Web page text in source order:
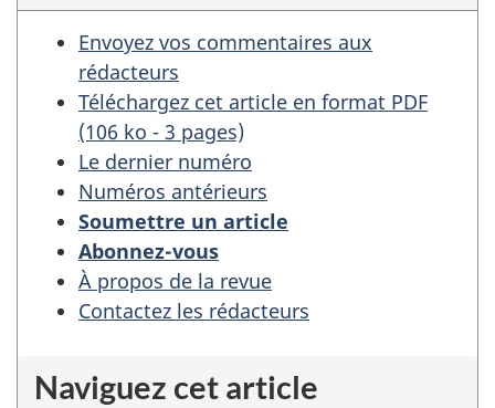
Envoyez vos commentaires aux
rédacteurs
Téléchargez cet article en format PDF
(106 ko - 3 pages)
Le dernier numéro
Numéros antérieurs
Soumettre un article
Abonnez-vous
À propos de la revue
Contactez les rédacteurs
Naviguez cet article